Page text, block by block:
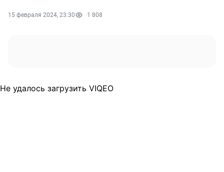
15 февраля 2024, 23:30 1 808
Не удалось загрузить VIQEO